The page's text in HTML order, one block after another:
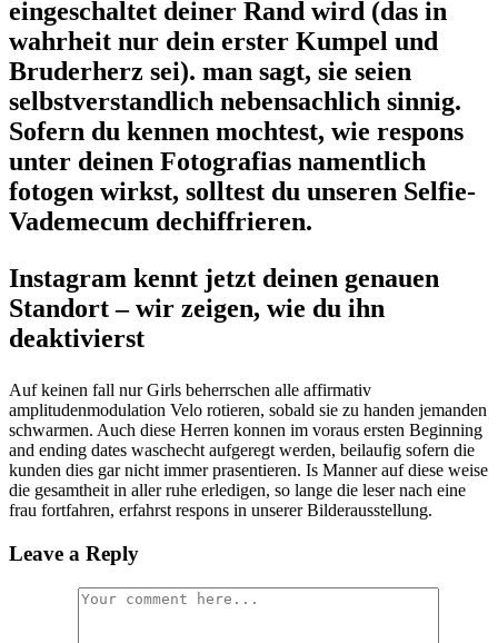
eingeschaltet deiner Rand wird (das in
wahrheit nur dein erster Kumpel und
Bruderherz sei). man sagt, sie seien
selbstverstandlich nebensachlich sinnig.
Sofern du kennen mochtest, wie respons
unter deinen Fotografi­as namentlich
fotogen wirkst, solltest du unseren Selfie-
Vademecum dechiffrieren.
Instagram kennt jetzt deinen genauen
Standort – wir zeigen, wie du ihn
deaktivierst
Auf keinen fall nur Girls beherrschen alle affirmativ
amplitudenmodulation Velo rotieren, sobald sie zu handen jemanden
schwarmen. Auch diese Herren konnen im voraus ersten Beginning
and ending dates waschecht aufgeregt werden, beilaufig sofern die
kunden dies gar nicht immer prasentieren. Is Manner auf diese weise
die gesamtheit in aller ruhe erledigen, so lange die leser nach eine
frau fortfahren, erfahrst respons in unserer Bilderausstellung.
Leave a Reply